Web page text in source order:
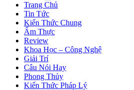
Trang Chủ
Tin Tức
Kiến Thức Chung
Ẩm Thực
Review
Khoa Học – Công Nghệ
Giải Trí
Câu Nói Hay
Phong Thủy
Kiến Thức Pháp Lý